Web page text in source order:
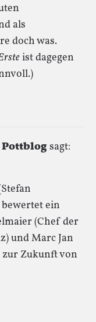
als
doch was.
ist dagegen
Pottblogsagt:
ein
(Chef der
und Marc Jan
zur Zukunft von